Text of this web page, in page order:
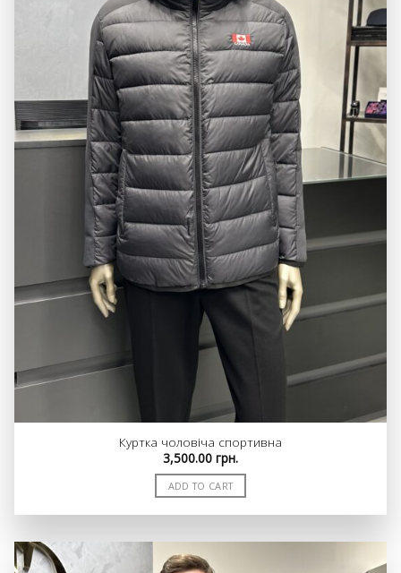
Куртка чоловіча спортивна
3,500.00 грн.
ADD TO CART